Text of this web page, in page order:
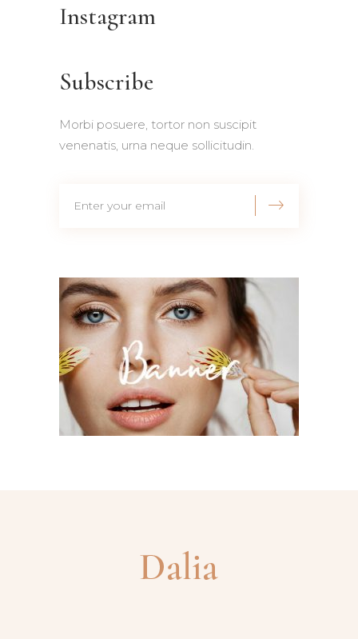
Instagram
Subscribe
Morbi posuere, tortor non suscipit
venenatis, urna neque sollicitudin.